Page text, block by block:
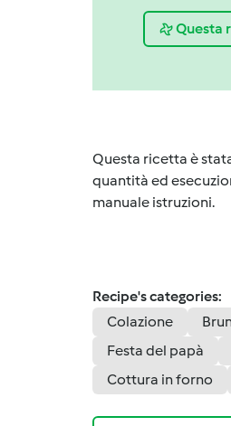
Questa
Questa ricetta è
quantità ed
manuale istruzioni.
Recipe's categories:
Colazione
Festa del papà
Cottura in forno